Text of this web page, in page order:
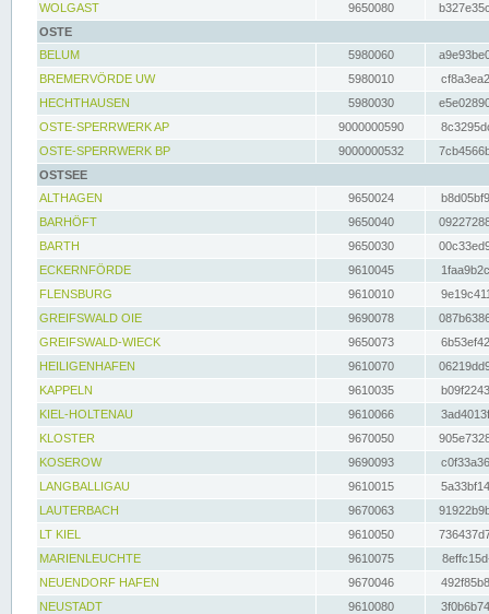
WOLGAST
9650080
OSTE
BELUM
5980060
BREMERVÖRDE UW
5980010
HECHTHAUSEN
5980030
OSTE-SPERRWERK AP
9000000590
OSTE-SPERRWERK BP
9000000532
OSTSEE
ALTHAGEN
9650024
BARHÖFT
9650040
BARTH
9650030
ECKERNFÖRDE
9610045
FLENSBURG
9610010
GREIFSWALD OIE
9690078
GREIFSWALD-WIECK
9650073
HEILIGENHAFEN
9610070
KAPPELN
9610035
KIEL-HOLTENAU
9610066
KLOSTER
9670050
KOSEROW
9690093
LANGBALLIGAU
9610015
LAUTERBACH
9670063
LT KIEL
9610050
MARIENLEUCHTE
9610075
NEUENDORF HAFEN
9670046
NEUSTADT
9610080